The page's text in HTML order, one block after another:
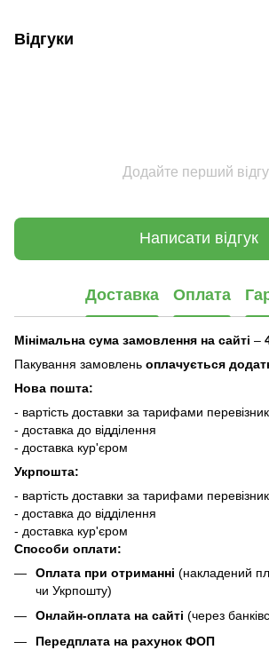
Відгуки
Додайте перший
Написати відгук
Доставка Оплата
Мінімальна сума замовлення на сайті –
Пакування замовлень оплачується
Нова пошта:
- вартість доставки за тарифами
- доставка до відділення
- доставка кур'єром
Укрпошта:
- вартість доставки за тарифами
- доставка до відділення
- доставка кур'єром
Способи оплати:
Оплата при отриманні (накладений
чи Укрпошту)
Онлайн-оплата на сайті (через
Передплата на рахунок ФОП